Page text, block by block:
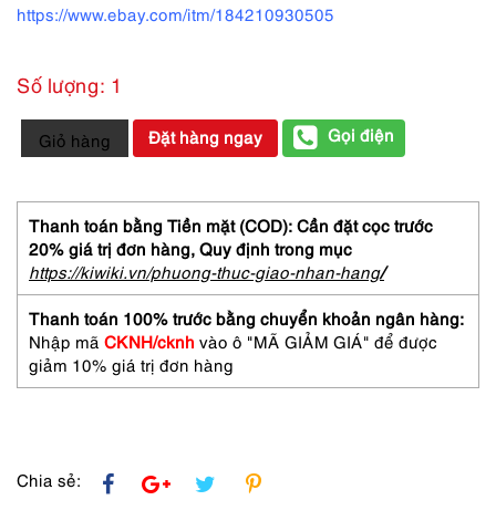
https://www.ebay.com/itm/184210930505
Số lượng: 1
5614-
Gọng
nữ-
Mới/Chưa
sử
dụng-
TORRENTE
Paris
96
213
half
số
Giỏ hàng Đặt hàng ngay Gọi điện
Thanh toán bằng Tiền mặt (COD): Cần đặt cọc trước
20% giá trị đơn hàng, Quy định trong mục
https://kiwiki.vn/phuong-thuc-giao-nhan-hang/
Thanh toán 100% trước bằng chuyển khoản ngân hàng:
Nhập mã CKNH/cknh vào ô "MÃ GIẢM GIÁ" để được
giảm 10% giá trị đơn hàng
Chia sẻ: